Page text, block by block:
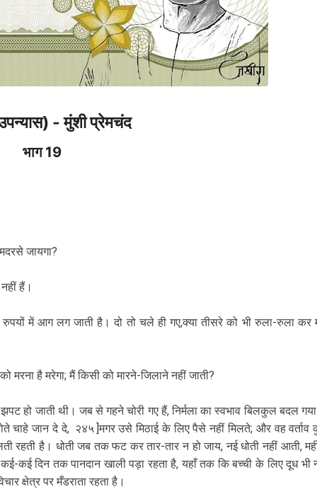
- मुंशी प्रेमचंद
भाग 19
जायगा?
हैं।
में आग लग जाती है। दो तो चले ही गए,क्या तीसरे को भी रुला-रुला कर
मरना है मरेगा; मैं किसी को मारने-जिलाने नहीं जाती?
हो जाती थी। जब से गहने चोरी गए हैं, निर्मला का स्वभाव बिलकुल बदल
चाहे जान दे दे, २४५ ]मगर उसे मिठाई के लिए पैसे नहीं मिलते; और वह वर्ताव
रहती है। धोती जब तक फट कर तार-तार न हो जाय, नई धोती नहीं आती,
कई दिन तक पानदान खाली पड़ा रहता है, यहाँ तक कि बच्ची के लिए दूध भी
क्षेत्र पर मँडराता रहता है।